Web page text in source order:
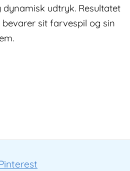
udtryk. Resultatet
sit farvespil og sin